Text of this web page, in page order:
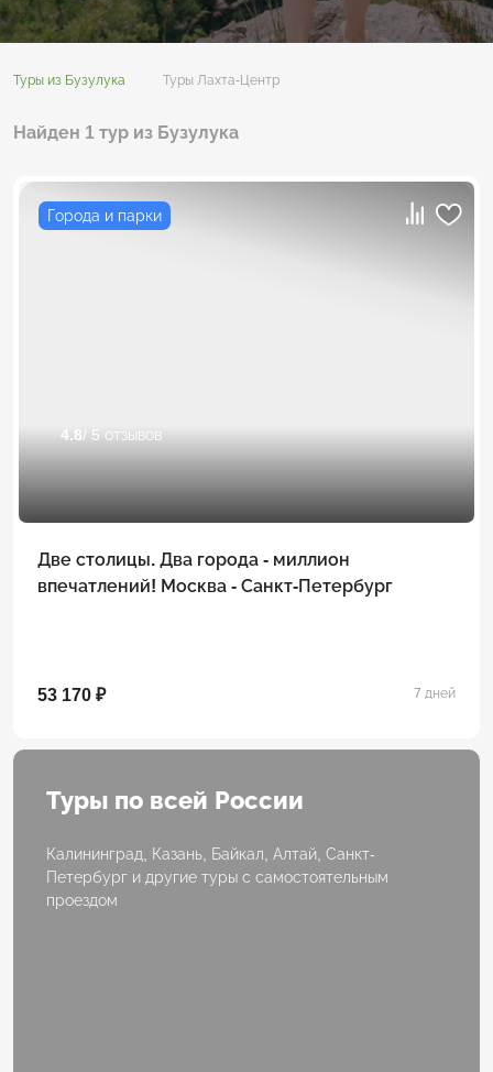
Туры из Бузулука Туры Лахта-Центр
Найден 1 тур из Бузулука
Города и парки
4.8/ 5 отзывов
Две столицы. Два города - миллион
впечатлений! Москва - Санкт-Петербург
53 170 ₽ 7 дней
Туры по всей России
Калининград, Казань, Байкал, Алтай, Санкт-
Петербург и другие туры с самостоятельным
проездом